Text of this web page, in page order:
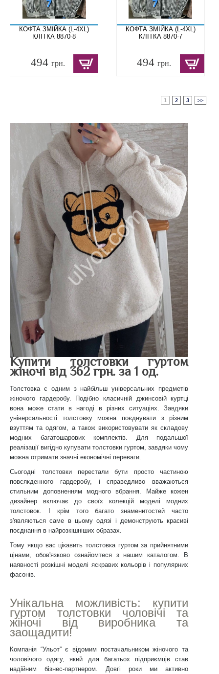
КОФТА ЗМІЙКА (L-4XL)
КЛІТКА 8870-8
494 грн.
КОФТА ЗМІЙКА (L-4XL)
КЛІТКА 8870-7
494грн.
1 2 3 >>
Купити толстовки гуртом
жіночі від 362 грн. за 1 од.
Толстовка є одним з найбільш універсальних предметів
жіночого гардеробу. Подібно класичній джинсовій куртці
вона може стати в нагоді в різних ситуаціях. Завдяки
універсальності толстовку можна поєднувати з різним
взуттям та одягом, а також використовувати як складову
модних багатошарових комплектів. Для подальшої
реалізації вигідно купувати толстовки гуртом, завдяки чому
можна отримати значні економічні переваги.
Сьогодні толстовки перестали бути просто частиною
повсякденного гардеробу, і справедливо вважаються
стильним доповненням модного вбрання. Майже кожен
дизайнер включає до своїх колекцій моделі модних
толстовок. І крім того багато знаменитостей часто
з'являються саме в цьому одязі і демонструють красиві
поєднання в найрозкішніших образах.
Тому якщо вас цікавить толстовка гуртом за прийнятними
цінами, обов'язково ознайомтеся з нашим каталогом. В
наявності розкішні моделі яскравих кольорів і популярних
фасонів.
Унікальна можливість: купити
гуртом толстовки чоловічі та
жіночі від виробника та
заощадити!
Компанія “Ульот” є відомим постачальником жіночого та
чоловічого одягу, який для багатьох підприємців став
надійним бізнес-партнером. Довгі роки ми активно